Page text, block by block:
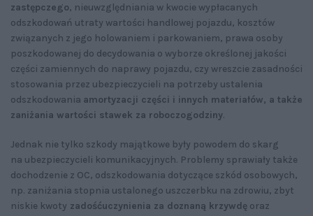
zastępczego, nieuwzględniania w kwocie wypłacanych
odszkodowań utraty wartości handlowej pojazdu, kosztów
związanych z jego holowaniem i parkowaniem, prawa osoby
poszkodowanej do decydowania o wyborze określonej jakości
części zamiennych do naprawy pojazdu, czy wreszcie zasadności
stosowania przez ubezpieczycieli na potrzeby ustalenia
odszkodowania amortyzacji części i innych materiałów, a także
zaniżania wartości stawek za roboczogodziny.
Jednak nie tylko szkody majątkowe były powodem do skarg
na ubezpieczycieli komunikacyjnych. Problemy sprawiały także
dochodzenie z OC, odszkodowania dotyczące szkód osobowych,
np. zaniżania stopnia ustalonego uszczerbku na zdrowiu, zbyt
niskie kwoty zadośćuczynienia za doznaną krzywdę oraz